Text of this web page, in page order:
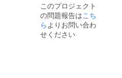
す。
---
した
ら、備
考欄に
ご記入
した
ら、備
考欄に
ご記入
をお願
ますの
で、あ
なたの
好きな
色でオ
届けさ
せてい
ただき
ます。
※希望日
このプロジェクト
の問題報告はこち
らよりお問い合わ
せください